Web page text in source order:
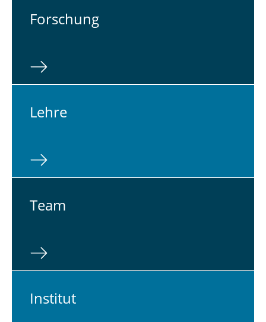
For­schung
Lehre
Team
In­sti­tut